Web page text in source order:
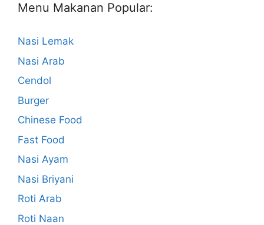
Menu Makanan Popular:
Nasi Lemak
Nasi Arab
Cendol
Burger
Chinese Food
Fast Food
Nasi Ayam
Nasi Briyani
Roti Arab
Roti Naan